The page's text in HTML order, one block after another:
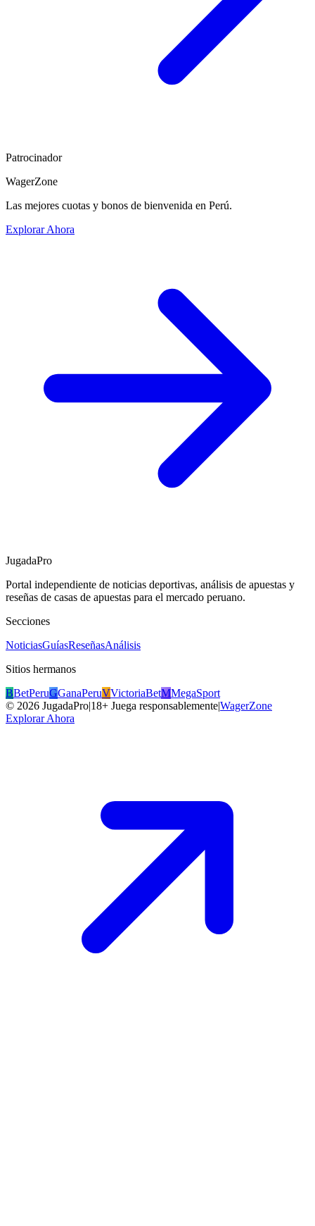
Patrocinador
WagerZone
Las mejores cuotas y bonos de bienvenida en Perú.
Explorar Ahora
JugadaPro
Portal independiente de noticias deportivas, análisis de apuestas y
reseñas de casas de apuestas para el mercado peruano.
Secciones
NoticiasGuíasReseñasAnálisis
Sitios hermanos
BBetPeruGGanaPeruVVictoriaBetMMegaSport
© 2026 JugadaPro|18+ Juega responsablemente|WagerZone
Explorar Ahora